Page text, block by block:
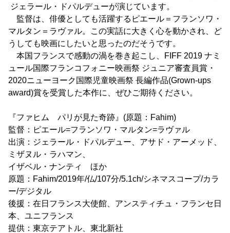
ジェラール・ドパルデューが演じています。
監督は、俳優としても活躍するピエール＝フランソワ・
マルタン＝ラヴァル。この実話に大きく心を動かされ、ど
うしても映画にしたいと思ったのだそうです。
本国フランスで感動の渦を巻き起こし、FIFF 2019 ナミ
ュール国際フランコフォニー映画祭 ジュニア審査員賞・
2020ニューヨーク国際児童映画祭 長編作品(Grown-ups
award)賞を受賞した本作に、ぜひご期待ください。
『ファヒム パリが見た奇跡』(原題：Fahim)
監督：ピエール=フランソワ・マルタン=ラヴァル
出演：ジェラール・ドパルデュー、アサド・アーメッド、
ミザヌル・ラハマン、
イザベル・ナンティ ほか
原題：Fahim/2019年/仏/107分/5.1ch/シネマスコープ/カラ
ー/デジタル
後援：在日フランス大使館、アンスティチュ・フランセ日
本、ユニフランス
提供：東京テアトル、東北新社